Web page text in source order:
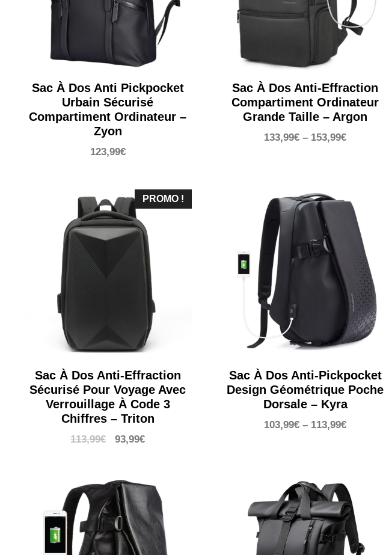
Sac À Dos Anti Pickpocket
Urbain Sécurisé
Compartiment Ordinateur –
Zyon
123,99€
Sac À Dos Anti-Effraction
Compartiment Ordinateur
Grande Taille – Argon
133,99€ – 153,99€
PROMO !
Sac À Dos Anti-Effraction
Sécurisé Pour Voyage Avec
Verrouillage À Code 3
Chiffres – Triton
113,99€
Le
était :
113,99€.
93,99€Le
est :
93,99€.
Sac À Dos Anti-Pickpocket
Design Géométrique Poche
Dorsale – Kyra
103,99€ – 113,99€